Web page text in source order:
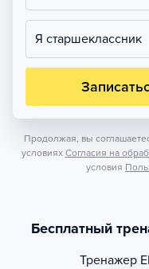
Я старшеклассник
Продолжая, вы
условиях Согласия на
условия
Бесплатный
Тренажер